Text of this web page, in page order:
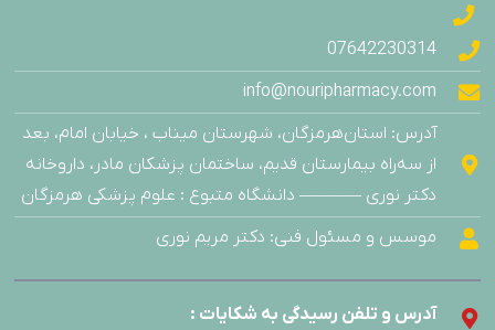
07642230314
info@nouripharmacy.com
آدرس: استان‌هرمزگان، شهرستان میناب ، خیابان امام، بعد
از سه‌راه بیمارستان قدیم، ساختمان پزشکان مادر، داروخانه
دکتر نوری ———– دانشگاه متبوع : علوم پزشکی هرمزگان
موسس و مسئول فنی: دکتر مریم نوری
آدرس و تلفن رسیدگی به شکایات :